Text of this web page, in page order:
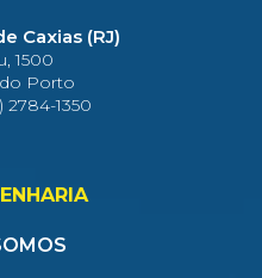
Caxias (RJ)
1500
Porto
2784-1350